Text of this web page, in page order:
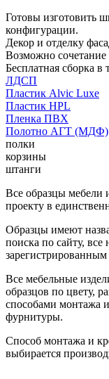
Готовы изготовить
конфигурации.
Декор и отделку
Возможно сочетание
Бесплатная сборка в
ЛДСП
Пластик Alvic Luxe
Пластик HPL
Пленка ПВХ
Полотно АГТ (МДФ)
полки
корзины
штанги
Все образцы мебели
проекту в
Образцы имеют
поиска по сайту, все
Все мебельные
образцов по цвету,
способами монтажа
фурнитуры.
Способ монтажа и
выбирается